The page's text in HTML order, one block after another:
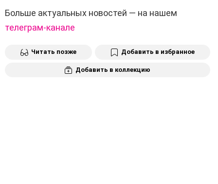
Больше актуальных новостей — на нашем
телеграм-канале
Читать позже Добавить в избранное
Добавить в коллекцию